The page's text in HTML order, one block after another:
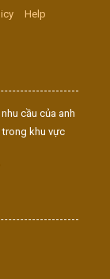
Help
cầu của anh
trong khu vực